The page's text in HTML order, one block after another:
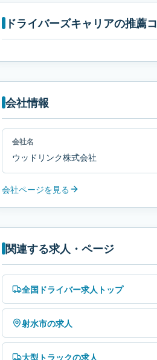
ドライバーズキャリアの推薦
会社情報
会社名
ウッドリンク株式会社
会社ページを見る
関連する求人・ページ
全国ドライバー求人トップ
射水市の求人
大型トラックの求人